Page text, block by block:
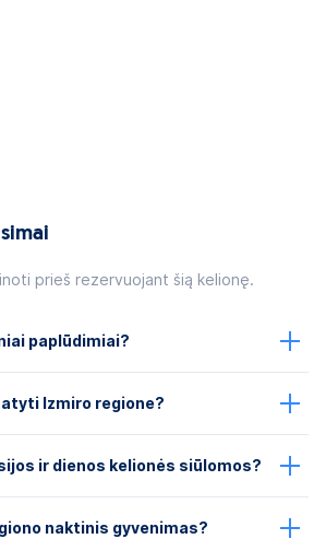
prieš rezervuojant šią kelionę.
paplūdimiai?
Izmiro regione?
ir dienos kelionės siūlomos?
naktinis gyvenimas?